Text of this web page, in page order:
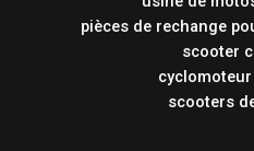
pièces de rechange
scooter
scooters